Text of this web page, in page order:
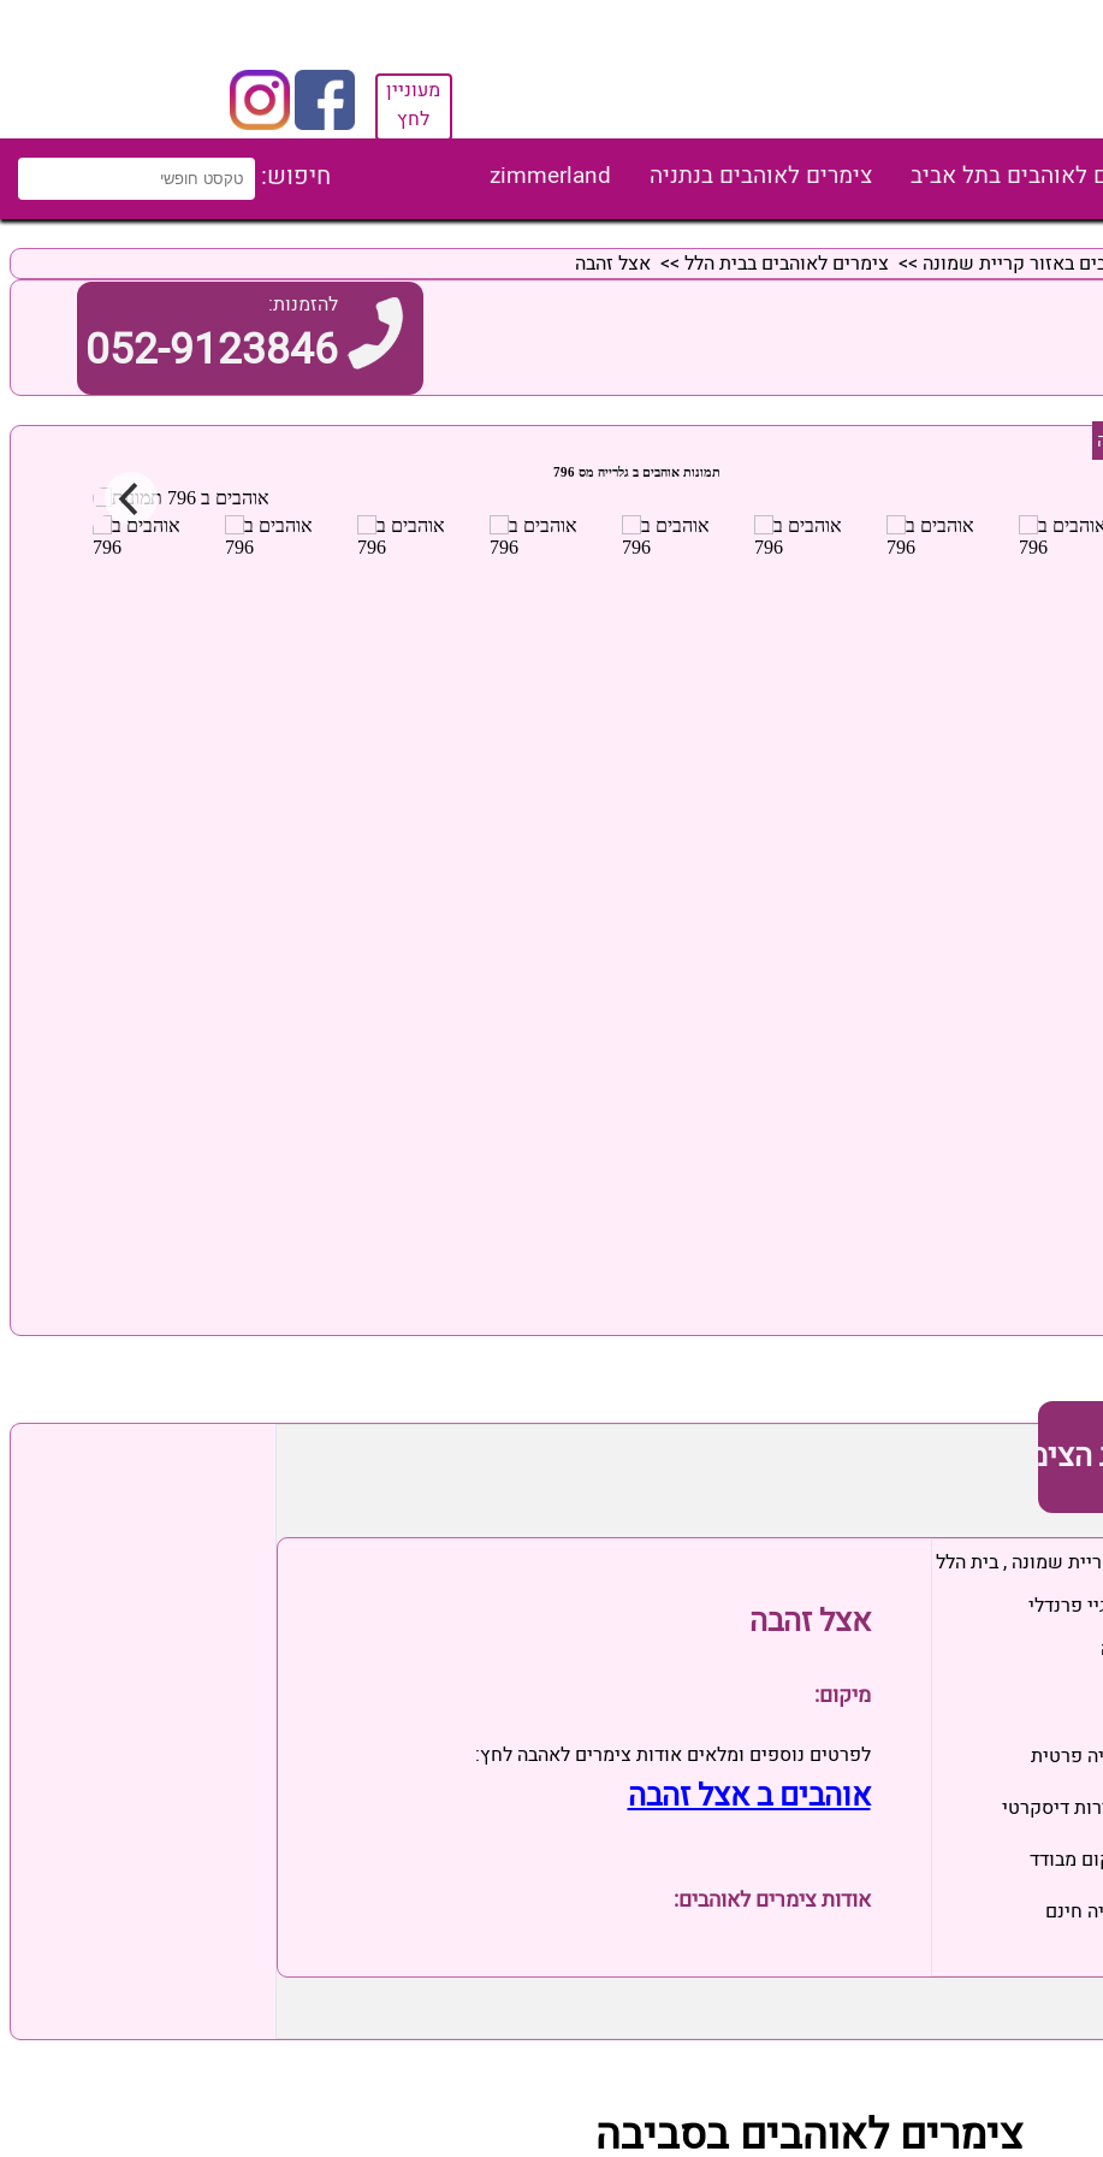
מעוניין
לחץ
לאוהבים בתל אביב צימרים לאוהבים בנתניה zimmerland חיפוש:
באזור קריית שמונה >> צימרים לאוהבים בבית הלל >> אצל זהבה
להזמנות:
052-9123846
שמונה ,בית הלל
פרנדלי
פרטית
דיסקרטי
מבודד
חינם
אצל זהבה
מיקום:
לפרטים נוספים ומלאים אודות צימרים לאהבה לחץ:
אוהבים ב אצל זהבה
אודות צימרים לאוהבים:
צימרים לאוהבים בסביבה